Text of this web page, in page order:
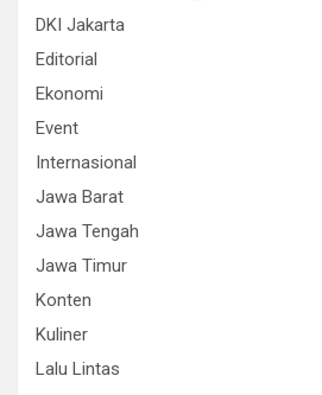
DKI Jakarta
Editorial
Ekonomi
Event
Internasional
Jawa Barat
Jawa Tengah
Jawa Timur
Konten
Kuliner
Lalu Lintas